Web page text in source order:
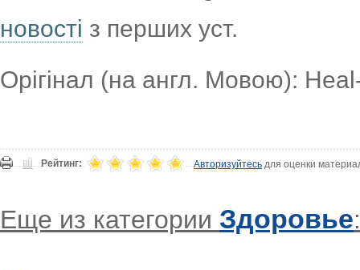
новості з перших уст.
Орігінал (на англ. Мовою):
Рейтинг: Авторизуйтесьдля оценки
Еще из категории Здоровье: